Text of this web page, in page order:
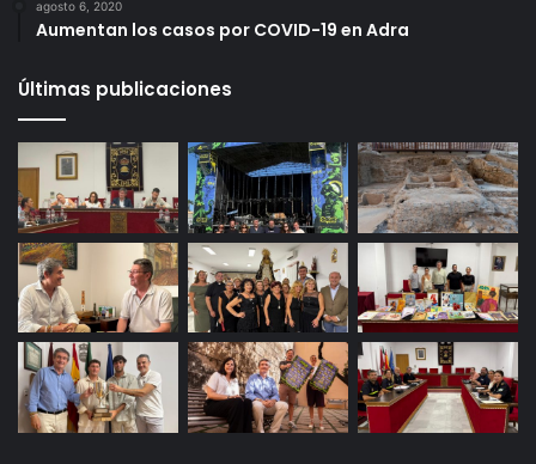
agosto 6, 2020
Aumentan los casos por COVID-19 en Adra
Últimas publicaciones